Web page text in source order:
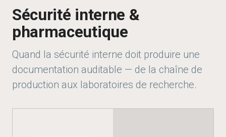
Sécurité interne &
pharmaceutique
Quand la sécurité interne doit produire une
documentation auditable — de la chaîne de
production aux laboratoires de recherche.